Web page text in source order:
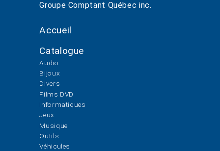
Groupe Comptant Québec inc.
Accueil
Catalogue
Audio
Bijoux
Divers
Films DVD
Informatiques
Jeux
Musique
Outils
Véhicules